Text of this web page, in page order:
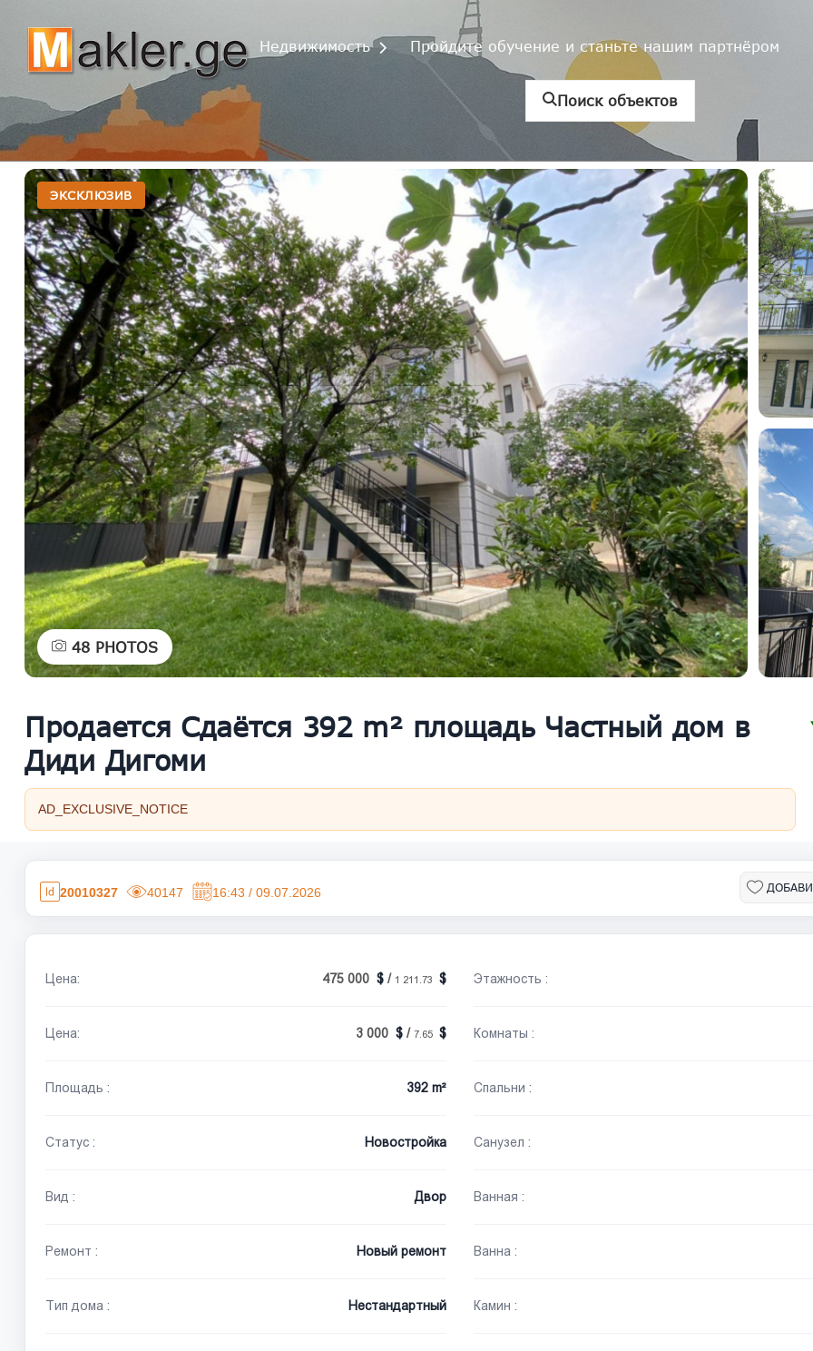
Недвижимость Пройдите обучение и станьте нашим партнёром
Поиск объектов
ЭКСКЛЮЗИВ
48 PHOTOS
Продается Сдаётся 392 m² площадь Частный дом в
Диди Дигоми
AD_EXCLUSIVE_NOTICE
20010327 40147 16:43 / 09.07.2026
Цена: 475 000 / 1 211.73
Цена: 3 000 / 7.65
Площадь : 392 m²
Статус : Новостройка
Вид : Двор
Ремонт : Новый ремонт
Тип дома : Нестандартный
Этажность :
Комнаты :
Спальни :
Санузел :
Ванная :
Ванна :
Камин :